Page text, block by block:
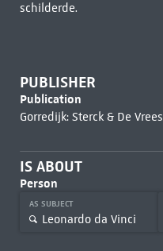
schilderde.
PUBLISHER
Publication
Gorredijk: Sterck & De
IS ABOUT
Person
AS SUBJECT
Leonardo da Vinci